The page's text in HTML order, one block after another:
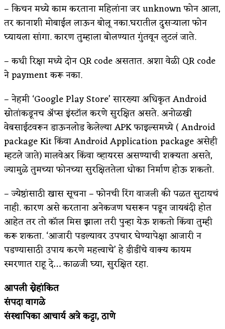
– किचन मध्ये काम करताना महिलांना जर unknown फोन आला,
तर कानाशी मोबाईल लाऊन बोलू नका.घरातील दुसऱ्याला फोन
घ्यायला सांगा. कारण तुम्हाला बोलण्यात गुंतवून लुटलं जाते.
– कधी रिक्षा मध्ये दोन QR code असतात. अशा वेळी QR code
ने payment करू नका.
– नेहमी ‘Google Play Store’ सारख्या अधिकृत Android
स्रोतांकडूनच ॲप्स इंस्टॉल करणे सुरक्षित असते. अनोळखी
वेबसाईटवरून डाऊनलोड केलेल्या APK फाइल्समध्ये ( Android
package Kit किंवा Android Application package असेही
म्हटले जाते) मालवेअर किंवा व्हायरस असण्याची शक्यता असते,
ज्यामुळे तुमच्या फोनच्या सुरक्षिततेला धोका निर्माण होऊ शकतो.
– ज्येष्ठांसाठी खास सूचना – फोनची रिंग वाजली की पळत सुटायचं
नाही. कारण असे करताना अनेकजण घसरून पडून जायबंदी होत
आहेत तर तो कॉल मिस झाला तरी पुन्हा येऊ शकतो किंवा तुम्ही
करू शकता. ‘आजारी पडल्यावर उपचार घेण्यापेक्षा आजारी न
पडण्यासाठी उपाय करणे महत्त्वाचे’ हे डीडींचे वाक्य कायम
स्मरणात राहू दे… काळजी घ्या, सुरक्षित रहा.
आपली स्नेहांकित
संपदा वागळे
संस्थापिका आचार्य अत्रे कट्टा, ठाणे